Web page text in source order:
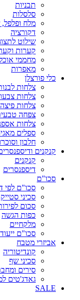
תבניות
סלסלות
מלח ופלפל,
דקורציה
שילוט
קערות
מחממי
מאפרות
כלי פורצלן
צלחות
צלחות
צלחות פיצה
צפחה
צלחות
ספלים
חלבון
קנקנים
קנקנים
דיספנסרים
סכו"ם
סכו"ם לפי
סכיני סטייק
סכום
כפות הגשה
מלקחיים
סכו"ם
אביזרי מטבח
קונדיטוריה
סכיני שף
סירים
גאדג'טים
SALE